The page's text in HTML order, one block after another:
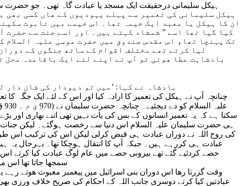
ہیکل سلیمانی درحقیقت ایک مسجد یا عبادت گاہ تھی۔ جو حضرت
ہیکل سلیمانی کی تعمیر سے پہلے یہودیوں کے ھاں کسی بھی
ان کا ہیکل یا معبد ایک خیمہ تھا۔ اس خیمے میں تابوت
کیا گیا تھا اسے ” شمشاد کہتے ہیں۔ اور اسے جنت سے حضرت
تک پہنچا تھا، اس مقدس صندوق میں حضرت موسیٰ علیہ
لیا کرتے تھے مختلف اقوام کے ساتھ جنگوں کے
بادشاہت عطا ھوئی تو آپ نے اپنے لئے ایک باقاعدہ
” بادشاہ نے کہا: ’میں تو دیودار کی شان دار
چنانچہ آپ نے ہیکل کی تعمیر کا ارادہ کیا اور اس کے لئے ایک جگہ
سکتا ہے کہ یہ تعمیر انسانوں کے بس کی بات نہیں تھی اتنے بھاری
ہی حضرت سلیمان علیہ السلام اس دنیا سے رخصت ہوگئے۔ لیکن جنات
کی روح اللہ نے دوران عبادت ہی قبض کرلی لیکن اس کی ترکیب اس
عبادت ہی کررہے ہیں۔ جبکہ آپ کا انتقال ہوچکا تھا۔ بہرحال
حصے کردئیے گئے تھے بیرونی حصے میں عام لوگ عبادت کیا کرتے
سمجھا جاتا تھا اس
وقت گزرتا رھا اس دوران بنی اسرائیل میں پیغمبر معبوث ھوتے رہے
عبادتیں کیا کرتے دوسری جانب اللہ کے احکام کی صریح خلاف ورزی